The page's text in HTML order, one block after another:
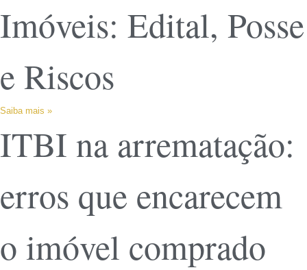
Imóveis: Edital, Posse
e Riscos
Saiba mais »
ITBI na arrematação:
erros que encarecem
o imóvel comprado